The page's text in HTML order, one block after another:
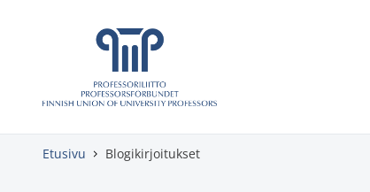
Skippaa sisältö
Etusivu Blogikirjoitukset